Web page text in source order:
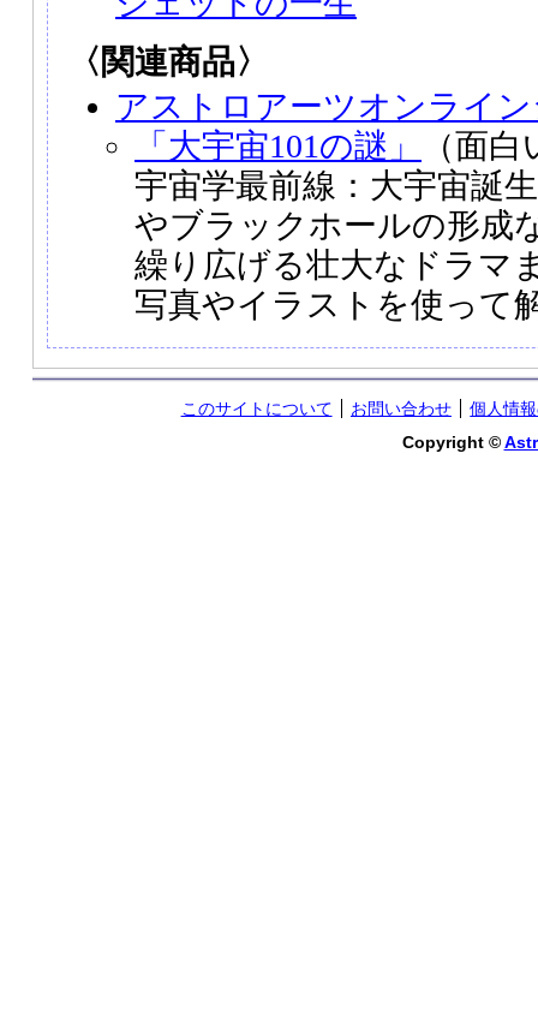
〈関連商品〉
アストロアーツオンライ
「大宇宙101の謎」
（面
宇宙学最前線：大宇宙誕
やブラックホールの形成
繰り広げる壮大なドラマ
写真やイラストを使って
このサイトについて お問い合わせ
個人情
Copyright ©